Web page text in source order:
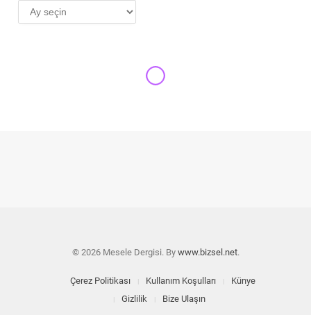
AYLIK
ARŞİV
© 2026 Mesele Dergisi. By www.bizsel.net.
Çerez Politikası Kullanım Koşulları
Künye
Gizlilik
Bize Ulaşın